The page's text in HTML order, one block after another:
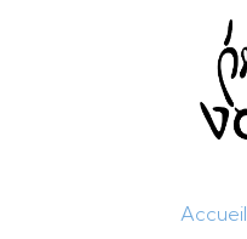
Accueil